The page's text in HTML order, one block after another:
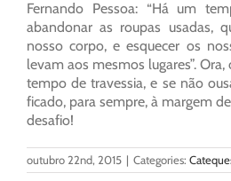
Fernando Pessoa: “Há um
abandonar as roupas usadas,
nosso corpo, e esquecer os
levam aos mesmos lugares”.
tempo de travessia, e se não
ficado, para sempre, à margem
desafio!
outubro 22nd, 2015 | Categories: